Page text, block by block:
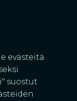
evästeitä
suostut